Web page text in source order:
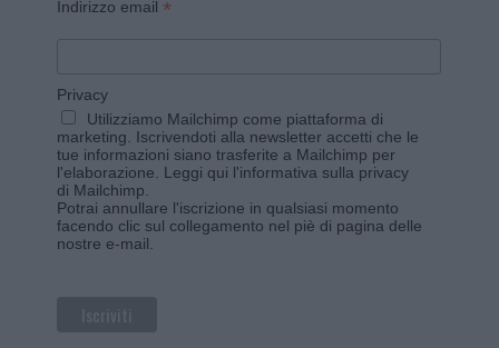
Indirizzo email *
Privacy
Utilizziamo Mailchimp come piattaforma di
marketing. Iscrivendoti alla newsletter accetti che le
tue informazioni siano trasferite a Mailchimp per
l'elaborazione. Leggi qui l'informativa sulla privacy
di Mailchimp.
Potrai annullare l'iscrizione in qualsiasi momento
facendo clic sul collegamento nel piè di pagina delle
nostre e-mail.